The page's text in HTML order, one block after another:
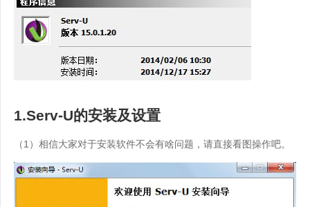
1.Serv-U的安装及设置
（1）相信大家对于安装软件不会有啥问题，请直接看图操作吧。